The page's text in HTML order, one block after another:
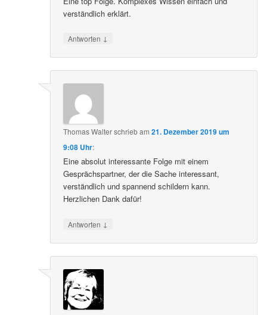
verständlich erklärt.
Antworten ↓
Thomas Walterschriebam21. Dezember 2019 um
9:08 Uhr:
Eine absolut interessante Folge mit einem
Gesprächspartner, der die Sache interessant,
verständlich und spannend schildern kann.
Herzlichen Dank dafür!
Antworten ↓